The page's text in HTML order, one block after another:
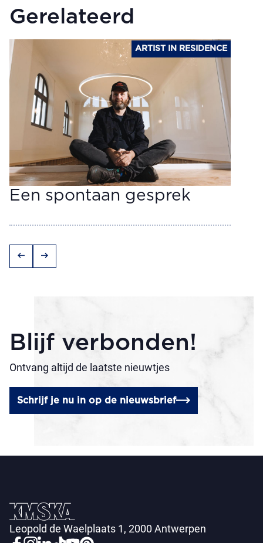
Gerelateerd
ARTIST IN RESIDENCE
Een spontaan gesprek
arrow_left_alt arrow_right_alt
Blijf verbonden!
Ontvang altijd de laatste nieuwtjes
Schrijf je nu in op de nieuwsbrief
Leopold de Waelplaats 1, 2000 Antwerpen